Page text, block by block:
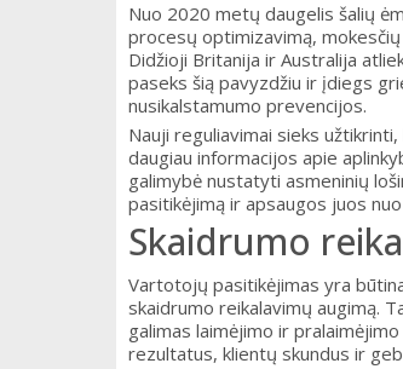
Nuo 2020 metų daugelis šalių
procesų optimizavimą,
Didžioji Britanija ir Australija
paseks šią pavyzdžiu ir įdiegs
nusikalstamumo prevencijos.
Nauji reguliavimai sieks
daugiau informacijos apie
galimybė nustatyti asmeninių
pasitikėjimą ir apsaugos juos
Skaidrumo
Vartotojų pasitikėjimas yra
skaidrumo reikalavimų augimą.
galimas laimėjimo ir
rezultatus, klientų skundus ir